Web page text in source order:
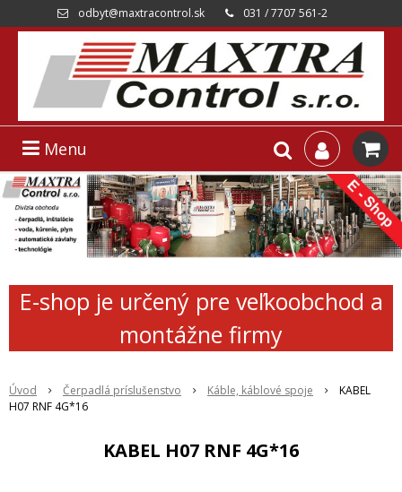
odbyt@maxtracontrol.sk 031 / 7707 561-2
Menu
E-shop je určený pre veľkoobchod a
montážne firmy
Úvod Čerpadlá príslušenstvo Káble, káblové spoje
KABEL
H07 RNF 4G*16
KABEL H07 RNF 4G*16